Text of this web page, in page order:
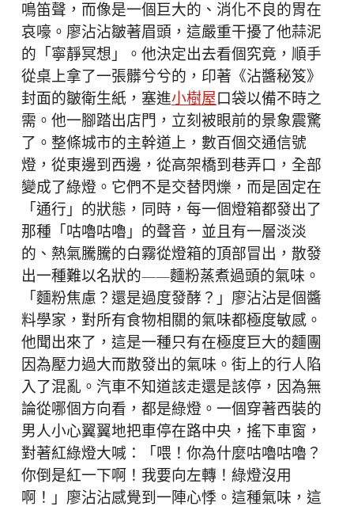
鳴笛聲，而像是一個巨大的、消化不良的胃在
哀嚎。廖沾沾皺著眉頭，這嚴重干擾了他蒜泥
的「寧靜冥想」。他決定出去看個究竟，順手
從桌上拿了一張髒兮兮的，印著《沾醬秘笈》
封面的皺衛生紙，塞進小樹屋口袋以備不時之
需。他一腳踏出店門，立刻被眼前的景象震驚
了。整條城市的主幹道上，數百個交通信號
燈，從東邊到西邊，從高架橋到巷弄口，全部
變成了綠燈。它們不是交替閃爍，而是固定在
「通行」的狀態，同時，每一個燈箱都發出了
那種「咕嚕咕嚕」的聲音，並且有一層淡淡
的、熱氣騰騰的白霧從燈箱的頂部冒出，散發
出一種難以名狀的——麵粉蒸煮過頭的氣味。
「麵粉焦慮？還是過度發酵？」廖沾沾是個醬
料學家，對所有食物相關的氣味都極度敏感。
他聞出來了，這是一種只有在極度巨大的麵團
因為壓力過大而散發出的氣味。街上的行人陷
入了混亂。汽車不知道該走還是該停，因為無
論從哪個方向看，都是綠燈。一個穿著西裝的
男人小心翼翼地把車停在路中央，搖下車窗，
對著紅綠燈大喊：「喂！你為什麼咕嚕咕嚕？
你倒是紅一下啊！我要向左轉！綠燈沒用
啊！」廖沾沾感覺到一陣心悸。這種氣味，這